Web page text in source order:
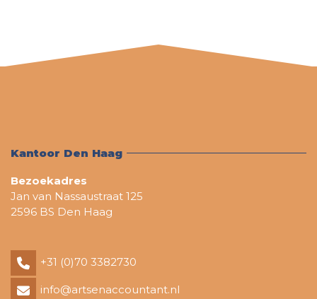
Kantoor Den Haag
Bezoekadres
Jan van Nassaustraat 125
2596 BS Den Haag
+31 (0)70 3382730
info@artsenaccountant.nl